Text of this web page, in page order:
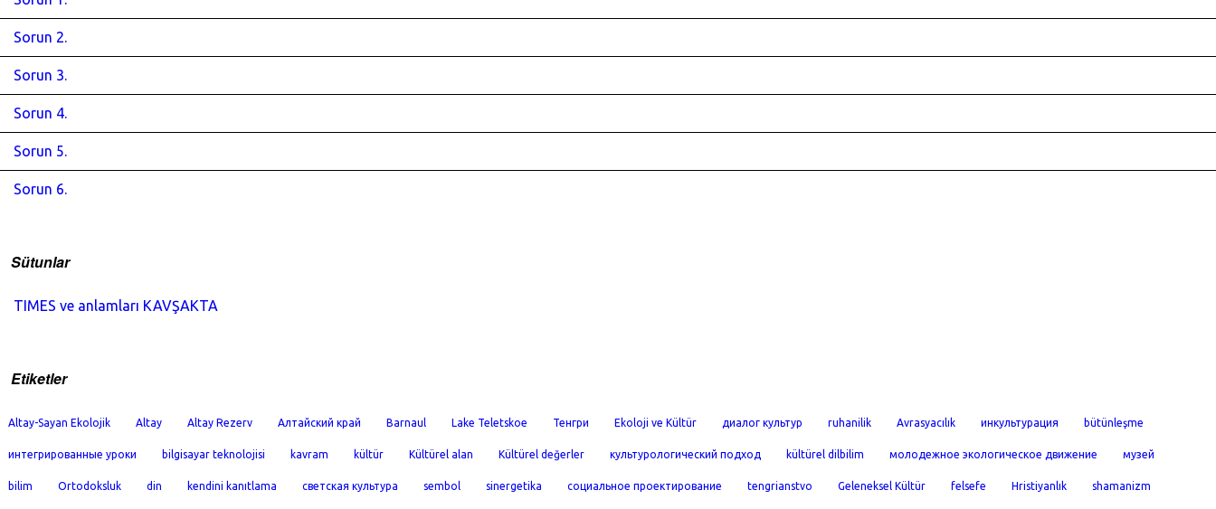
Sorun 2.
Sorun 3.
Sorun 4.
Sorun 5.
Sorun 6.
Sütunlar
TIMES ve anlamları KAVŞAKTA
Etiketler
Altay-Sayan Ekolojik Altay Altay Rezerv Алтайский край Barnaul Lake Teletskoe Тенгри Ekoloji ve Kültür диалог культур ruhanilik Avrasyacılık инкультурация bütünleşme
интегрированные уроки bilgisayar teknolojisi kavram kültür Kültürel alan Kültürel değerler культурологический подход kültürel dilbilim молодежное экологическое движение музей
bilim Ortodoksluk din kendini kanıtlama светская культура sembol sinergetika социальное проектирование tengrianstvo Geleneksel Kültür felsefe Hristiyanlık shamanizm